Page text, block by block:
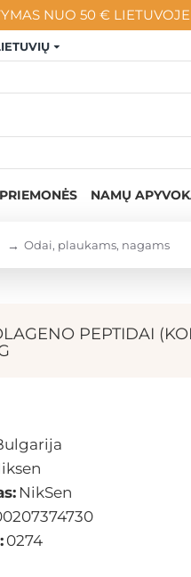
NUO 50 € LIETUVOJE
NAMŲ
Odai, plaukams, nagams
PEPTIDAI
NikSen
0274